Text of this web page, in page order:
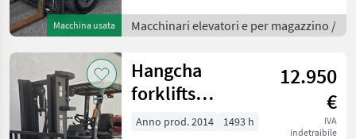
Macchina usata
Arbeitsscheinwerfer hinten
Anbaugeräte : ----
Macchinari elevatori e per magazzino /
Hangcha
forklifts
CPQYD50
12.950
€
IVA
indetraibile
Anno prod. 2014 1493 h